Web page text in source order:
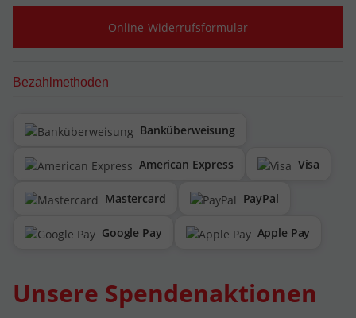
Online-Widerrufsformular
Bezahlmethoden
Banküberweisung
American Express Visa
Mastercard PayPal
Google Pay Apple Pay
Unsere Spendenaktionen